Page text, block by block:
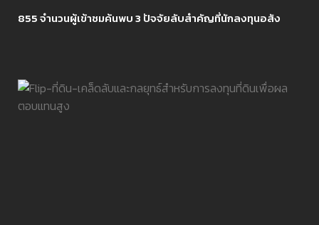
855 จำนวนผู้เข้าชมค้นพบ 3 ปัจจัยลับสำคัญที่นักลงทุนอสัง